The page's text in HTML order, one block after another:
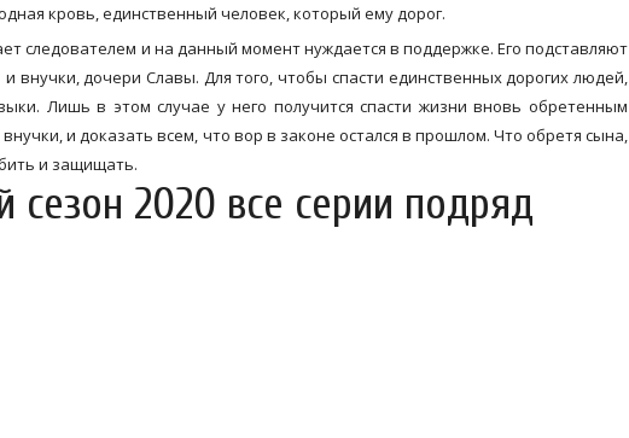
кровь, единственный человек, который ему дорог.
следователем и на данный момент нуждается в поддержке. Его подставляют
внучки, дочери Славы. Для того, чтобы спасти единственных дорогих людей,
Лишь в этом случае у него получится спасти жизни вновь обретенным
и доказать всем, что вор в законе остался в прошлом. Что обретя сына,
и защищать.
сезон 2020 все серии подряд